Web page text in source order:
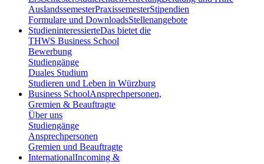
AuslandssemesterPraxissemesterStipendien
Formulare und DownloadsStellenangebote
StudieninteressierteDas bietet die
THWS Business School
Bewerbung
Studiengänge
Duales Studium
Studieren und Leben in Würzburg
Business SchoolAnsprechpersonen,
Gremien & Beauftragte
Über uns
Studiengänge
Ansprechpersonen
Gremien und Beauftragte
InternationalIncoming &